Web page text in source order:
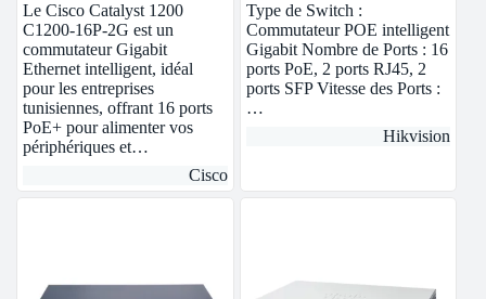
Le Cisco Catalyst 1200
C1200-16P-2G est un
commutateur Gigabit
Ethernet intelligent, idéal
pour les entreprises
tunisiennes, offrant 16 ports
PoE+ pour alimenter vos
périphériques et…
Cisco
Type de Switch :
Commutateur POE intelligent
Gigabit Nombre de Ports : 16
ports PoE, 2 ports RJ45, 2
ports SFP Vitesse des Ports :
…
Hikvision